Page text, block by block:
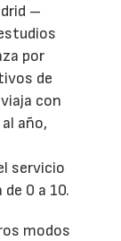
–
por
de
con
año,
servicio
0 a 10.
modos